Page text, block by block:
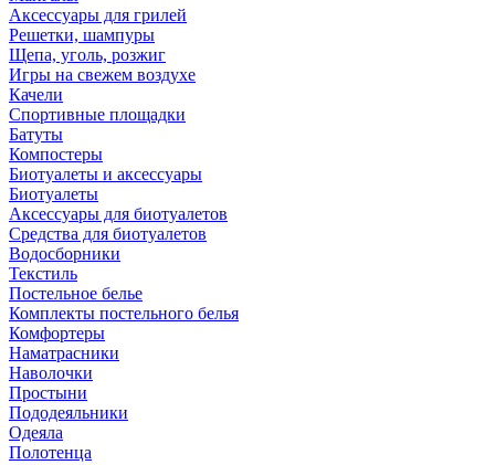
Аксессуары для грилей
Решетки, шампуры
Щепа, уголь, розжиг
Игры на свежем воздухе
Качели
Спортивные площадки
Батуты
Компостеры
Биотуалеты и аксессуары
Биотуалеты
Аксессуары для биотуалетов
Средства для биотуалетов
Водосборники
Текстиль
Постельное белье
Комплекты постельного белья
Комфортеры
Наматрасники
Наволочки
Простыни
Пододеяльники
Одеяла
Полотенца